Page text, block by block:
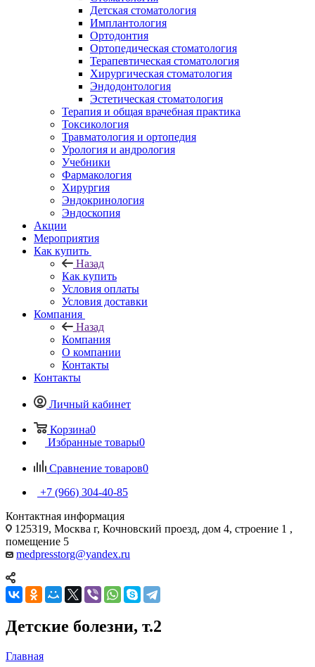
Детская стоматология
Имплантология
Ортодонтия
Ортопедическая стоматология
Терапевтическая стоматология
Хирургическая стоматология
Эндодонтология
Эстетическая стоматология
Терапия и общая врачебная практика
Токсикология
Травматология и ортопедия
Урология и андрология
Учебники
Фармакология
Хирургия
Эндокринология
Эндоскопия
Акции
Мероприятия
Как купить
Назад
Как купить
Условия оплаты
Условия доставки
Компания
Назад
Компания
О компании
Контакты
Контакты
Личный кабинет
Корзина0
Избранные товары0
Сравнение товаров0
+7 (966) 304-40-85
Контактная информация
125319, Москва г, Кочновский проезд, дом 4, строение 1 ,
помещение 5
medpresstorg@yandex.ru
Детские болезни, т.2
Главная